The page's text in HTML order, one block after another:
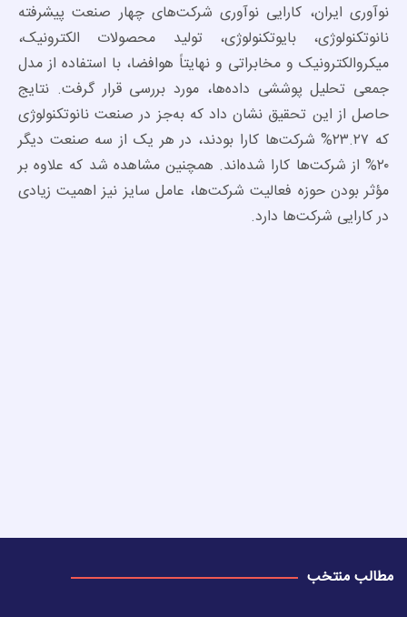
نوآوری ایران، کارایی نوآوری شرکت‌های چهار صنعت پیشرفته
نانوتکنولوژی، بایوتکنولوژی، تولید محصولات الکترونیک،
میکروالکترونیک و مخابراتی و نهایتاً هوافضا، با استفاده از مدل
جمعی تحلیل پوششی داده‌ها، مورد بررسی قرار گرفت. نتایج
حاصل از این تحقیق نشان داد که به‌جز در صنعت نانوتکنولوژی
که ۲۳.۲۷% شرکت‌ها کارا بودند، در هر یک از سه صنعت دیگر
۲۰% از شرکت‌ها کارا شده‌اند. همچنین مشاهده شد که علاوه بر
مؤثر بودن حوزه فعالیت شرکت‌ها، عامل سایز نیز اهمیت زیادی
در کارایی شرکت‌‎ها دارد.
مطالب منتخب